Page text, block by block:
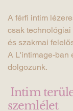
A férfi intim
csak
és szakmai
A L'intimage-ban
dolgozunk.
Intim
szemlélet